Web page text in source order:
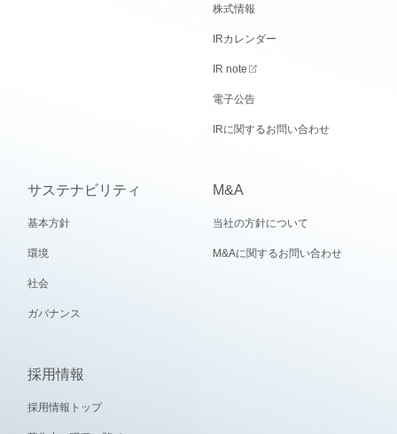
株式情報
IRカレンダー
IR note
電子公告
IRに関するお問い合わせ
サステナビリティ
基本方針
環境
社会
ガバナンス
M&A
当社の方針について
M&Aに関するお問い合わせ
採用情報
採用情報トップ